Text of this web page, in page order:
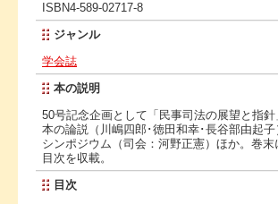
ISBN4-589-02717-8
ジャンル
学会誌
本の説明
50号記念企画として「民事司法の展望と指針
本の論説（川嶋四郎･徳田和幸･長谷部由起
シンポジウム（司会：河野正憲）ほか。巻末
目次を収載。
目次